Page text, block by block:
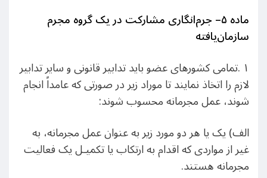
ماده۵– جرم‌انگاری مشارکت در یک گروه مجرم
سازمان‌یافته
١ .تمامی کشورهای عضو باید تدابیر قانونی و سایر تدابیر
لازم را اتخاذ نمایند تا موراد زیر در صورتی که عامداً انجام
شوند، عمل مجرمانه محسوب شوند:
الف) یک یا هر دو مورد زیر به عنوان عمل مجرمانه، به
غیر از مواردی که اقدام به ارتکاب یا تکمیـل یک فعالیت
مجرمانه هستند.